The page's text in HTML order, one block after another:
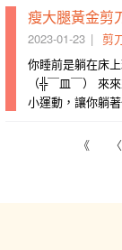
瘦大腿黃金剪
2023-01-23 剪
你睡前是躺在床
（╬￣皿￣） 來
小運動，讓你躺
《 〈